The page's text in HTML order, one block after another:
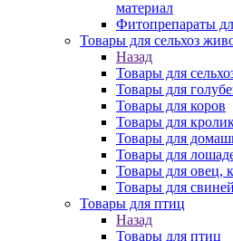
материал
Фитопрепараты
Товары для сельхоз
Назад
Товары для
Товары для
Товары для коров
Товары для
Товары для
Товары для
Товары для овец,
Товары для свиней
Товары для птиц
Назад
Товары для птиц